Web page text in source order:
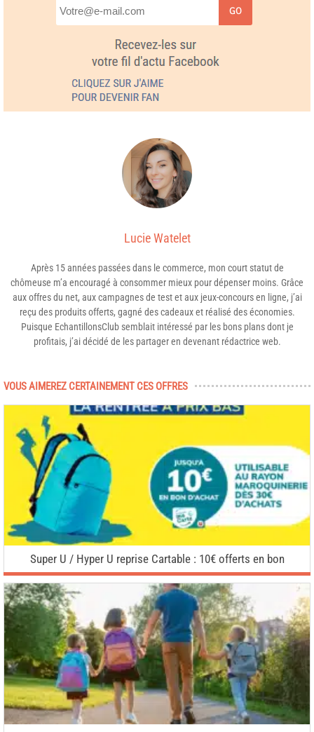
GO
Lucie Watelet
Après 15 années passées dans le commerce, mon court statut de
chômeuse m’a encouragé à consommer mieux pour dépenser moins. Grâce
aux offres du net, aux campagnes de test et aux jeux-concours en ligne, j’ai
reçu des produits offerts, gagné des cadeaux et réalisé des économies.
Puisque EchantillonsClub semblait intéressé par les bons plans dont je
profitais, j’ai décidé de les partager en devenant rédactrice web.
VOUS AIMEREZ CERTAINEMENT CES OFFRES
Super U / Hyper U reprise Cartable : 10€ offerts en bon